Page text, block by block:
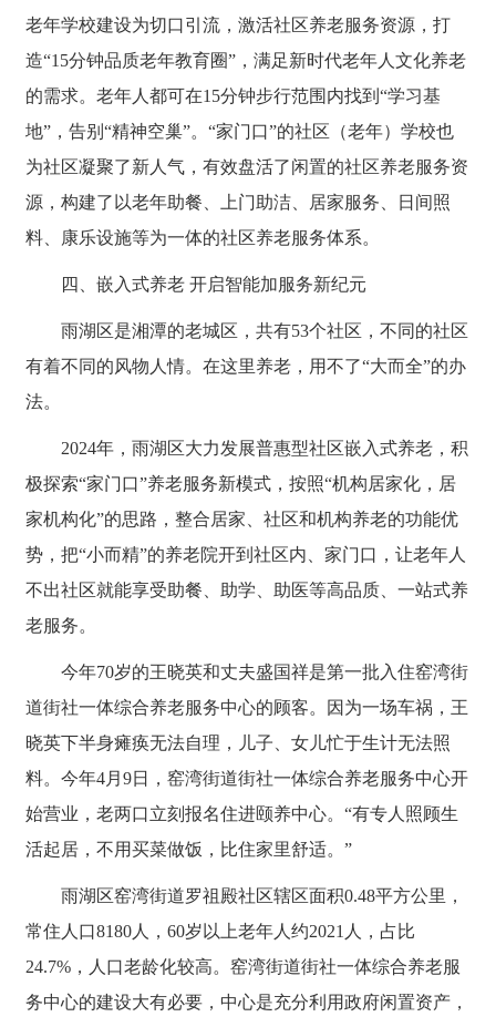
老年学校建设为切口引流，激活社区养老服务资源，打
造“15分钟品质老年教育圈”，满足新时代老年人文化养老
的需求。老年人都可在15分钟步行范围内找到“学习基
地”，告别“精神空巢”。“家门口”的社区（老年）学校也
为社区凝聚了新人气，有效盘活了闲置的社区养老服务资
源，构建了以老年助餐、上门助洁、居家服务、日间照
料、康乐设施等为一体的社区养老服务体系。
四、嵌入式养老 开启智能加服务新纪元
雨湖区是湘潭的老城区，共有53个社区，不同的社区
有着不同的风物人情。在这里养老，用不了“大而全”的办
法。
2024年，雨湖区大力发展普惠型社区嵌入式养老，积
极探索“家门口”养老服务新模式，按照“机构居家化，居
家机构化”的思路，整合居家、社区和机构养老的功能优
势，把“小而精”的养老院开到社区内、家门口，让老年人
不出社区就能享受助餐、助学、助医等高品质、一站式养
老服务。
今年70岁的王晓英和丈夫盛国祥是第一批入住窑湾街
道街社一体综合养老服务中心的顾客。因为一场车祸，王
晓英下半身瘫痪无法自理，儿子、女儿忙于生计无法照
料。今年4月9日，窑湾街道街社一体综合养老服务中心开
始营业，老两口立刻报名住进颐养中心。“有专人照顾生
活起居，不用买菜做饭，比住家里舒适。”
雨湖区窑湾街道罗祖殿社区辖区面积0.48平方公里，
常住人口8180人，60岁以上老年人约2021人，占比
24.7%，人口老龄化较高。窑湾街道街社一体综合养老服
务中心的建设大有必要，中心是充分利用政府闲置资产，